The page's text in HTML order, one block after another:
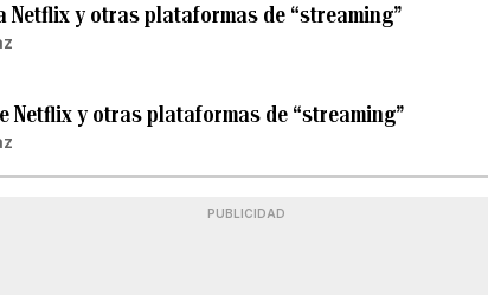
Netflix y otras plataformas de “streaming”
Netflix y otras plataformas de “streaming”
PUBLICIDAD